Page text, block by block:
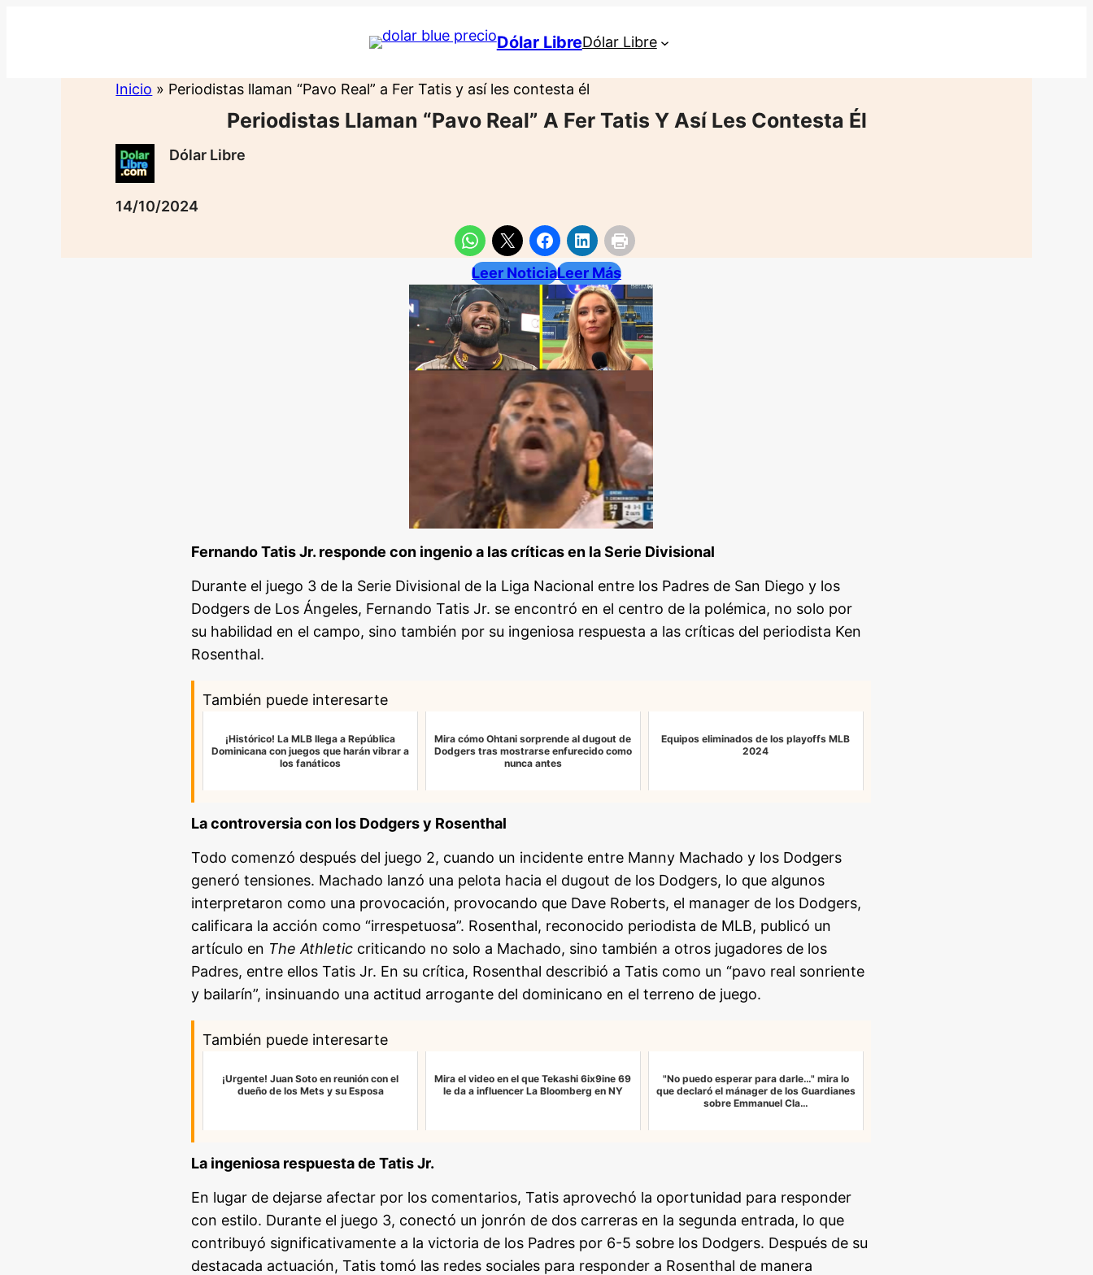
Dólar LibreDólar Libre
Inicio » Periodistas llaman “Pavo Real” a Fer Tatis y así les contesta él
Periodistas Llaman “Pavo Real” A Fer Tatis Y Así Les Contesta Él
Dólar Libre
14/10/2024
Leer NoticiaLeer Más
Fernando Tatis Jr. responde con ingenio a las críticas en la Serie Divisional
Durante el juego 3 de la Serie Divisional de la Liga Nacional entre los Padres de San Diego y los
Dodgers de Los Ángeles, Fernando Tatis Jr. se encontró en el centro de la polémica, no solo por
su habilidad en el campo, sino también por su ingeniosa respuesta a las críticas del periodista Ken
Rosenthal.
También puede interesarte
¡Histórico! La MLB llega a República
Dominicana con juegos que harán vibrar a
los fanáticos
Mira cómo Ohtani sorprende al dugout de
Dodgers tras mostrarse enfurecido como
nunca antes
Equipos eliminados de los playoffs MLB
2024
La controversia con los Dodgers y Rosenthal
Todo comenzó después del juego 2, cuando un incidente entre Manny Machado y los Dodgers
generó tensiones. Machado lanzó una pelota hacia el dugout de los Dodgers, lo que algunos
interpretaron como una provocación, provocando que Dave Roberts, el manager de los Dodgers,
calificara la acción como “irrespetuosa”. Rosenthal, reconocido periodista de MLB, publicó un
artículo en The Athletic criticando no solo a Machado, sino también a otros jugadores de los
Padres, entre ellos Tatis Jr. En su crítica, Rosenthal describió a Tatis como un “pavo real sonriente
y bailarín”, insinuando una actitud arrogante del dominicano en el terreno de juego.
También puede interesarte
¡Urgente! Juan Soto en reunión con el
dueño de los Mets y su Esposa
Mira el video en el que Tekashi 6ix9ine 69
le da a influencer La Bloomberg en NY
"No puedo esperar para darle…" mira lo
que declaró el mánager de los Guardianes
sobre Emmanuel Cla…
La ingeniosa respuesta de Tatis Jr.
En lugar de dejarse afectar por los comentarios, Tatis aprovechó la oportunidad para responder
con estilo. Durante el juego 3, conectó un jonrón de dos carreras en la segunda entrada, lo que
contribuyó significativamente a la victoria de los Padres por 6-5 sobre los Dodgers. Después de su
destacada actuación, Tatis tomó las redes sociales para responder a Rosenthal de manera